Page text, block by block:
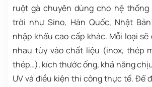
ruột gà chuyên dùng cho hệ
trời như Sino, Hàn Quốc, Nhật
nhập khẩu cao cấp khác. Mỗi loại
nhau tùy vào chất liệu (inox, thép
thép…), kích thước ống, khả năng
UV và điều kiện thi công thực tế. Để